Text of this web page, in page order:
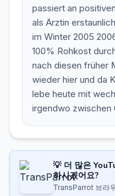
passiert an
als Ärztin
im Winter 2005
100% Rohkost
nach diesen früher
wieder hier und da
lebe heute mit
irgendwo zwischen
💡 더 많은
하시겠어요?
TransParrot 브라